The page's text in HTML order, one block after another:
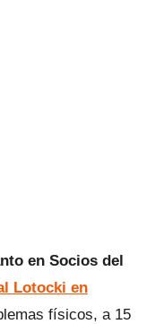
en Socios del
Lotocki en
físicos, a 15